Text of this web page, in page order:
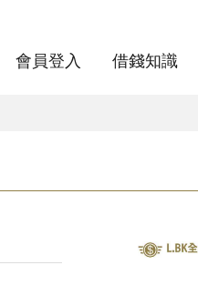
會員登入 借錢知識